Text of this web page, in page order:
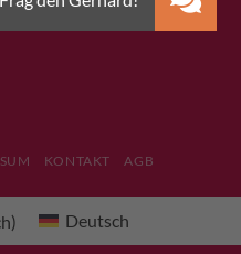
Bridge
KONTAKT AGB
) Deutsch